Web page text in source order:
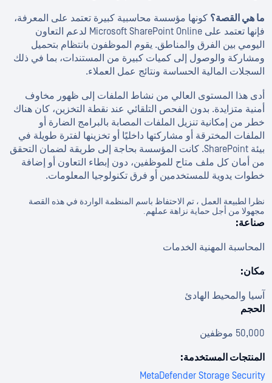
ما هي القصة؟ كونها مؤسسة محاسبية كبيرة تعتمد على المعرفة،
فإنها تعتمد على Microsoft SharePoint Online لدعم التعاون
اليومي بين الفرق والمناطق. يقوم الموظفون بانتظام بتحميل
ومشاركة والوصول إلى كميات كبيرة من المستندات، بما في ذلك
السجلات المالية الحساسة ونتائج عمل العملاء.
أدى هذا المستوى العالي من نشاط الملفات إلى ظهور مخاوف
أمنية متزايدة. بدون الفحص التلقائي عند نقطة التخزين، كان هناك
خطر من إمكانية تنزيل الملفات المصابة بالبرامج الضارة أو
الملفات المخترقة أو مشاركتها داخليًا أو تخزينها لفترة طويلة في
بيئة SharePoint. كانت المؤسسة بحاجة إلى طريقة لضمان التحقق
من أمان كل ملف متاح للموظفين، دون إبطاء التعاون أو إضافة
خطوات يدوية للمستخدمين أو فرق تكنولوجيا المعلومات.
نظرا لطبيعة العمل ، تم الاحتفاظ باسم المنظمة الواردة في هذه القصة
مجهولا من أجل حماية نزاهة عملهم.
صناعة:
المحاسبة المهنية الخدمات
مكان:
آسيا والمحيط الهادئ
الحجم
50,000 موظفين
المنتجات المستخدمة:
MetaDefender Storage Security